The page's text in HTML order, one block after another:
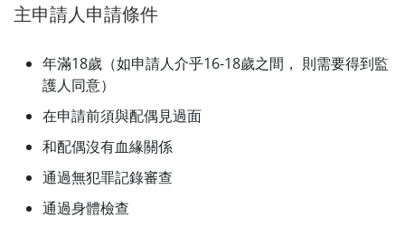
主申請人申請條件
年滿18歲（如申請人介乎16-18歲之間， 則需要得到監
護人同意）
在申請前須與配偶見過面
和配偶沒有血緣關係
通過無犯罪記錄審查
通過身體檢查